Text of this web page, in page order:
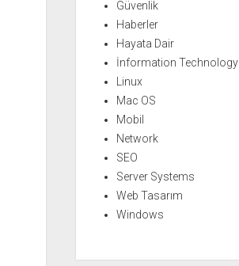
Güvenlik
Haberler
Hayata Dair
İnformation Technology
Linux
Mac OS
Mobil
Network
SEO
Server Systems
Web Tasarım
Windows